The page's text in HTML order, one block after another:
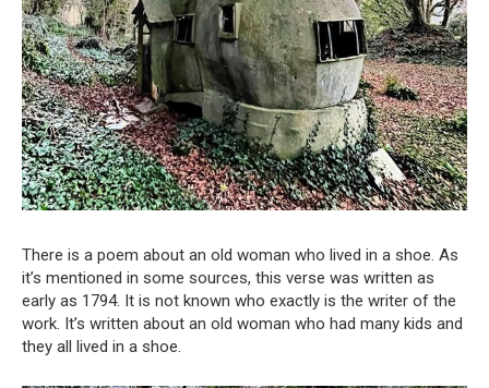
There is a poem about an old woman who lived in a shoe. As
it’s mentioned in some sources, this verse was written as
early as 1794. It is not known who exactly is the writer of the
work. It’s written about an old woman who had many kids and
they all lived in a shoe.